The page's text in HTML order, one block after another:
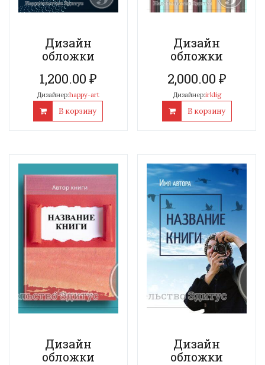
Дизайн
обложки
1,200.00 ₽
Дизайнер:happy-art
В корзину
Дизайн
обложки
2,000.00 ₽
Дизайнер:irklig
В корзину
Дизайн
обложки
Дизайн
обложки